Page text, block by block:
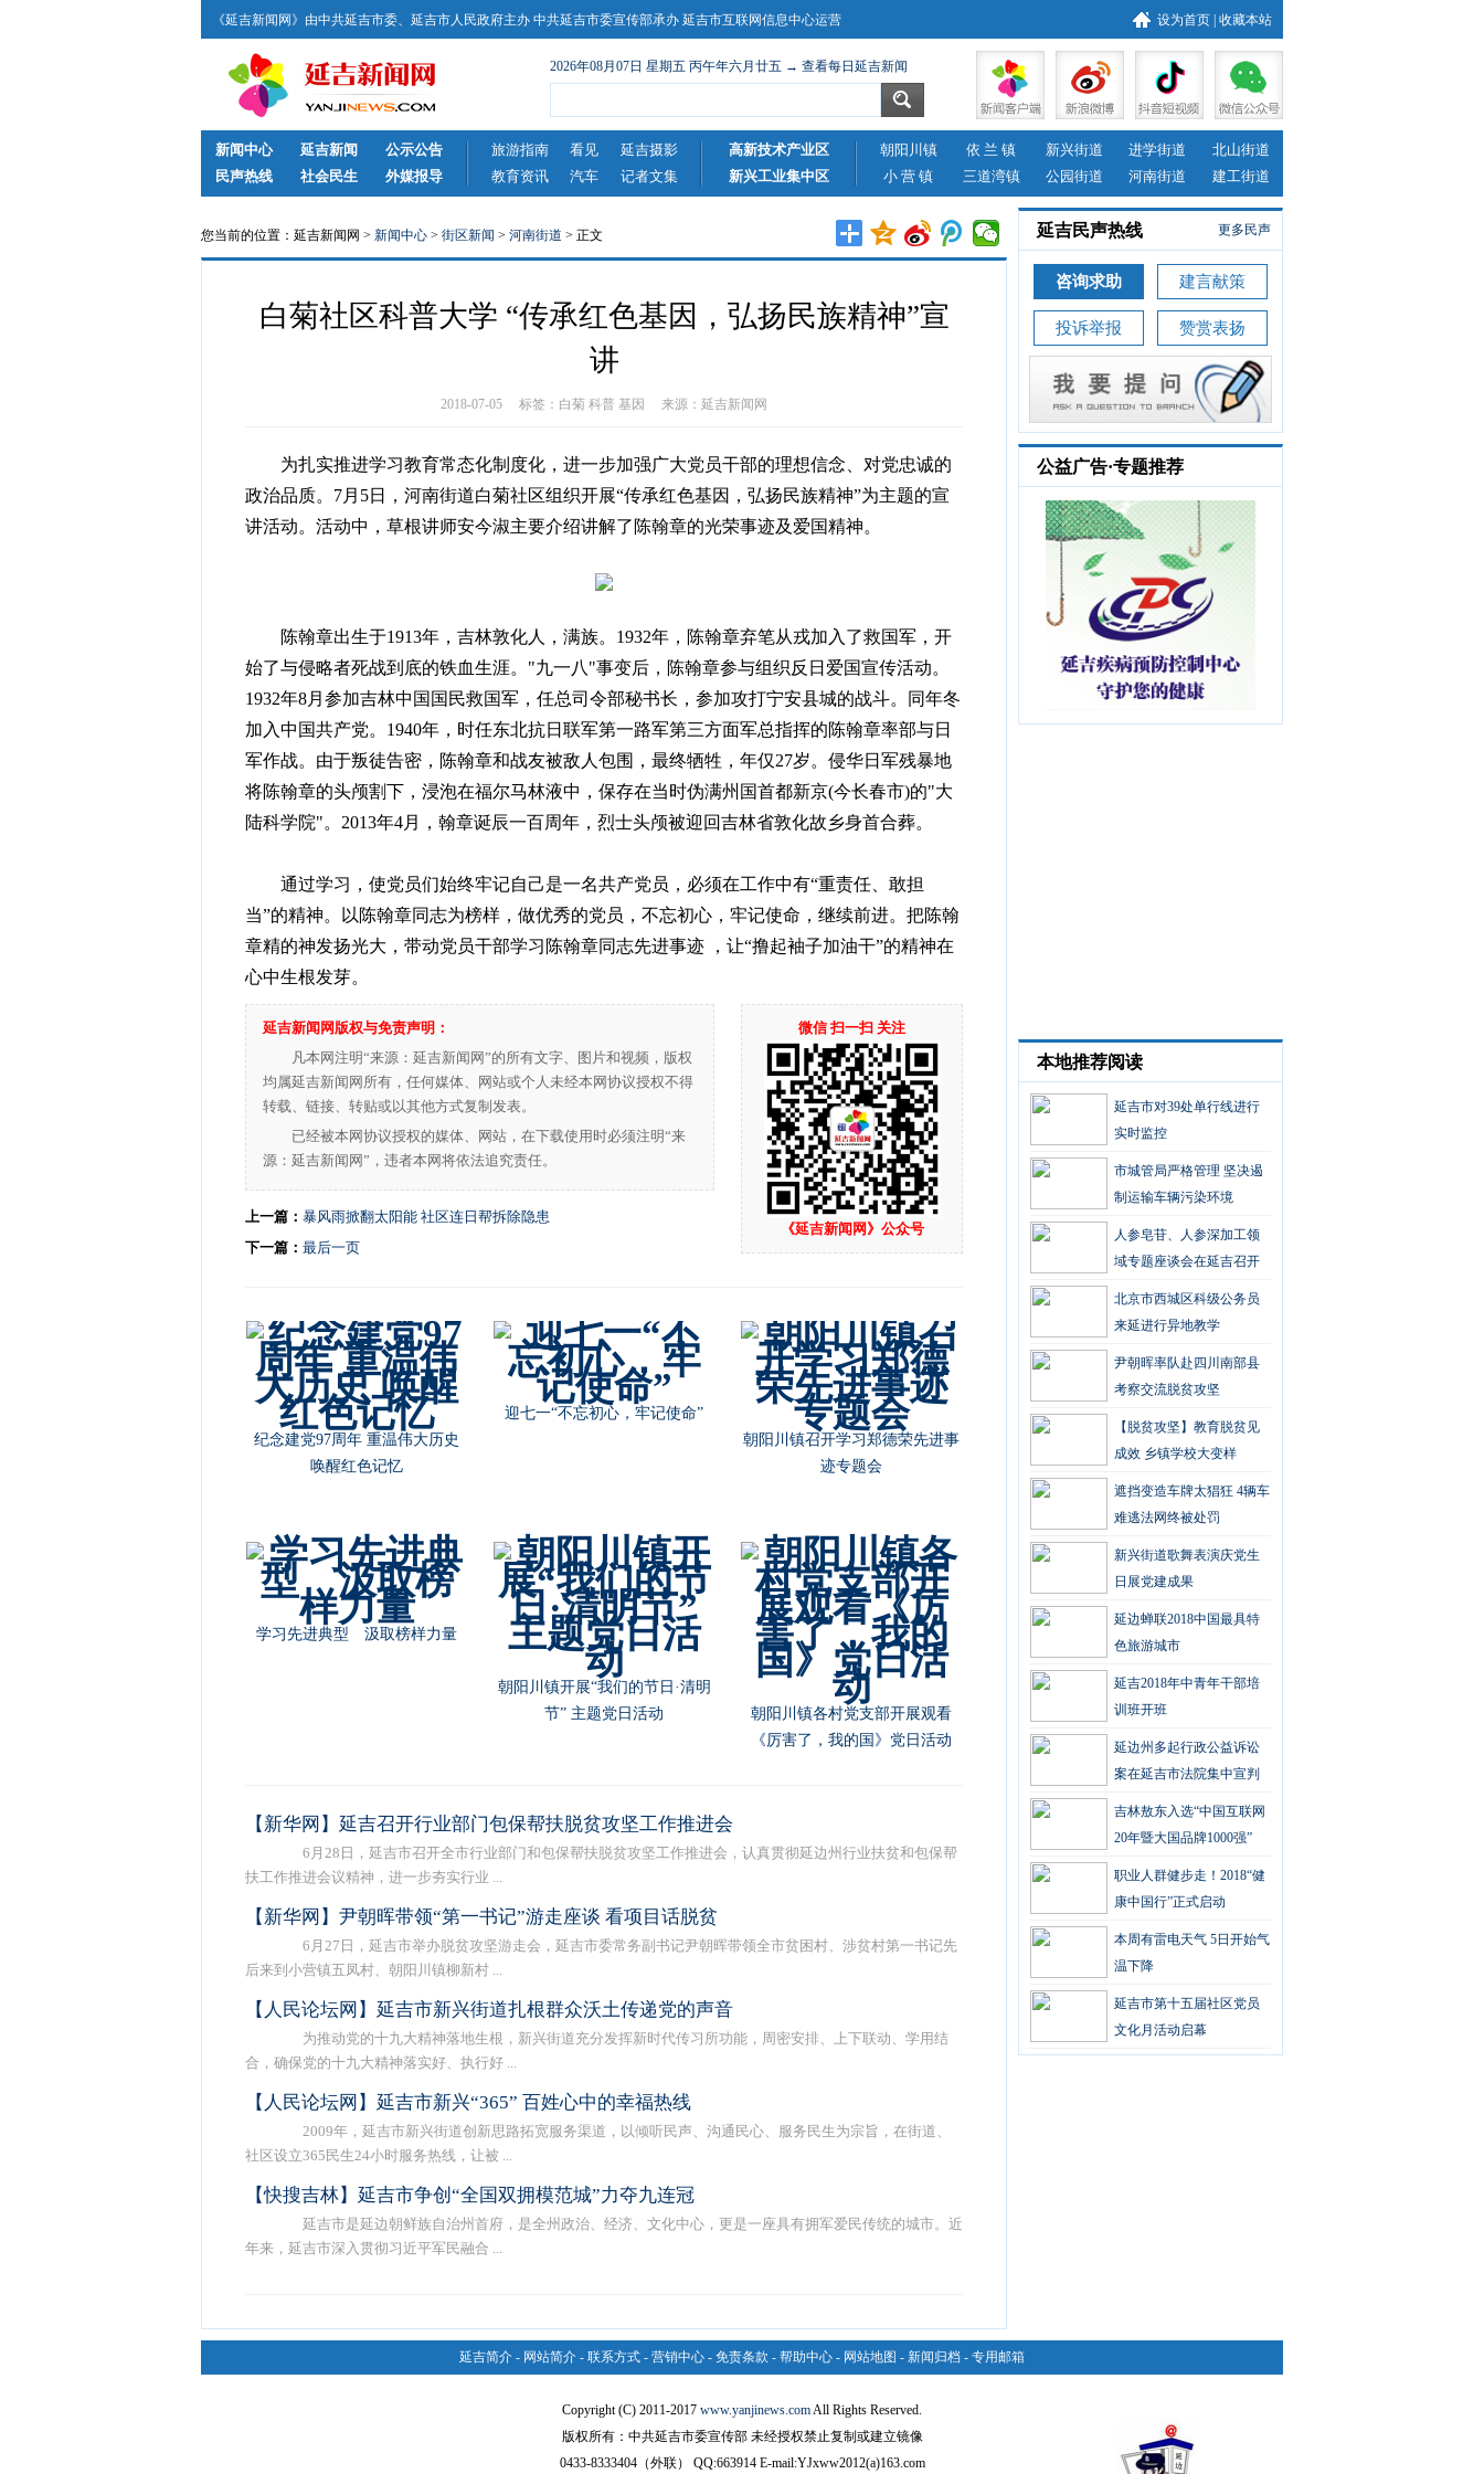
设为首页 收藏本站
《延吉新闻网》由中共延吉市委、延吉市人民政府主办 中共延吉市委宣传部承办 延吉市互联网信息中心运营
2026年08月07日 星期五 丙午年六月廿五 → 查看每日延吉新闻
新闻中心 延吉新闻 公示公告 旅游指南 看见 延吉摄影 高新技术产业区 朝阳川镇 依 兰 镇 新兴街道 进学街道
北山街道
民声热线
社会民生 外媒报导 教育资讯 汽车 记者文集 新兴工业集中区 小 营 镇 三道湾镇 公园街道 河南街道 建工街道
您当前的位置：延吉新闻网 > 新闻中心 > 街区新闻 > 河南街道 > 正文
白菊社区科普大学 “传承红色基因，弘扬民族精神”宣
讲
2018-07-05 标签： 白菊 科普 基因 来源： 延吉新闻网
为扎实推进学习教育常态化制度化，进一步加强广大党员干部的理想信念、对党忠诚的
政治品质。7月5日，河南街道白菊社区组织开展“传承红色基因，弘扬民族精神”为主题的宣
讲活动。活动中，草根讲师安今淑主要介绍讲解了陈翰章的光荣事迹及爱国精神。
陈翰章出生于1913年，吉林敦化人，满族。1932年，陈翰章弃笔从戎加入了救国军，开
始了与侵略者死战到底的铁血生涯。"九一八"事变后，陈翰章参与组织反日爱国宣传活动。
1932年8月参加吉林中国国民救国军，任总司令部秘书长，参加攻打宁安县城的战斗。同年冬
加入中国共产党。1940年，时任东北抗日联军第一路军第三方面军总指挥的陈翰章率部与日
军作战。由于叛徒告密，陈翰章和战友被敌人包围，最终牺牲，年仅27岁。侵华日军残暴地
将陈翰章的头颅割下，浸泡在福尔马林液中，保存在当时伪满州国首都新京(今长春市)的"大
陆科学院"。2013年4月，翰章诞辰一百周年，烈士头颅被迎回吉林省敦化故乡身首合葬。
通过学习，使党员们始终牢记自己是一名共产党员，必须在工作中有“重责任、敢担
当”的精神。以陈翰章同志为榜样，做优秀的党员，不忘初心，牢记使命，继续前进。把陈翰
章精的神发扬光大，带动党员干部学习陈翰章同志先进事迹 ，让“撸起袖子加油干”的精神在
心中生根发芽。
微信 扫一扫 关注
《延吉新闻网》公众号
延吉新闻网版权与免责声明：
凡本网注明“来源：延吉新闻网”的所有文字、图片和视频，版权
均属延吉新闻网所有，任何媒体、网站或个人未经本网协议授权不得
转载、链接、转贴或以其他方式复制发表。
已经被本网协议授权的媒体、网站，在下载使用时必须注明“来
源：延吉新闻网”，违者本网将依法追究责任。
上一篇： 暴风雨掀翻太阳能 社区连日帮拆除隐患
下一篇： 最后一页
纪念建党97周年 重温伟大历史
唤醒红色记忆
迎七一“不忘初心，牢记使命”
朝阳川镇召开学习郑德荣先进事
迹专题会
学习先进典型 汲取榜样力量
朝阳川镇开展“我们的节日·清明
节” 主题党日活动
朝阳川镇各村党支部开展观看
《厉害了，我的国》党日活动
【新华网】延吉召开行业部门包保帮扶脱贫攻坚工作推进会
6月28日，延吉市召开全市行业部门和包保帮扶脱贫攻坚工作推进会，认真贯彻延边州行业扶贫和包保帮
扶工作推进会议精神，进一步夯实行业 ...
【新华网】尹朝晖带领“第一书记”游走座谈 看项目话脱贫
6月27日，延吉市举办脱贫攻坚游走会，延吉市委常务副书记尹朝晖带领全市贫困村、涉贫村第一书记先
后来到小营镇五凤村、朝阳川镇柳新村 ...
【人民论坛网】延吉市新兴街道扎根群众沃土传递党的声音
为推动党的十九大精神落地生根，新兴街道充分发挥新时代传习所功能，周密安排、上下联动、学用结
合，确保党的十九大精神落实好、执行好 ...
【人民论坛网】延吉市新兴“365” 百姓心中的幸福热线
2009年，延吉市新兴街道创新思路拓宽服务渠道，以倾听民声、沟通民心、服务民生为宗旨，在街道、
社区设立365民生24小时服务热线，让被 ...
【快搜吉林】延吉市争创“全国双拥模范城”力夺九连冠
延吉市是延边朝鲜族自治州首府，是全州政治、经济、文化中心，更是一座具有拥军爱民传统的城市。近
年来，延吉市深入贯彻习近平军民融合 ...
更多民声
延吉民声热线
咨询求助 建言献策
投诉举报 赞赏表扬
公益广告·专题推荐
本地推荐阅读
延吉市对39处单行线进行
实时监控
市城管局严格管理 坚决遏
制运输车辆污染环境
人参皂苷、人参深加工领
域专题座谈会在延吉召开
北京市西城区科级公务员
来延进行异地教学
尹朝晖率队赴四川南部县
考察交流脱贫攻坚
【脱贫攻坚】教育脱贫见
成效 乡镇学校大变样
遮挡变造车牌太猖狂 4辆车
难逃法网终被处罚
新兴街道歌舞表演庆党生
日展党建成果
延边蝉联2018中国最具特
色旅游城市
延吉2018年中青年干部培
训班开班
延边州多起行政公益诉讼
案在延吉市法院集中宣判
吉林敖东入选“中国互联网
20年暨大国品牌1000强”
职业人群健步走！2018“健
康中国行”正式启动
本周有雷电天气 5日开始气
温下降
延吉市第十五届社区党员
文化月活动启幕
延吉简介 - 网站简介 - 联系方式 - 营销中心 - 免责条款 - 帮助中心 - 网站地图 - 新闻归档 - 专用邮箱
Copyright (C) 2011-2017 www.yanjinews.comAll Rights Reserved.
版权所有：中共延吉市委宣传部 未经授权禁止复制或建立镜像
0433-8333404（外联） QQ:663914 E-mail:YJxww2012(a)163.com